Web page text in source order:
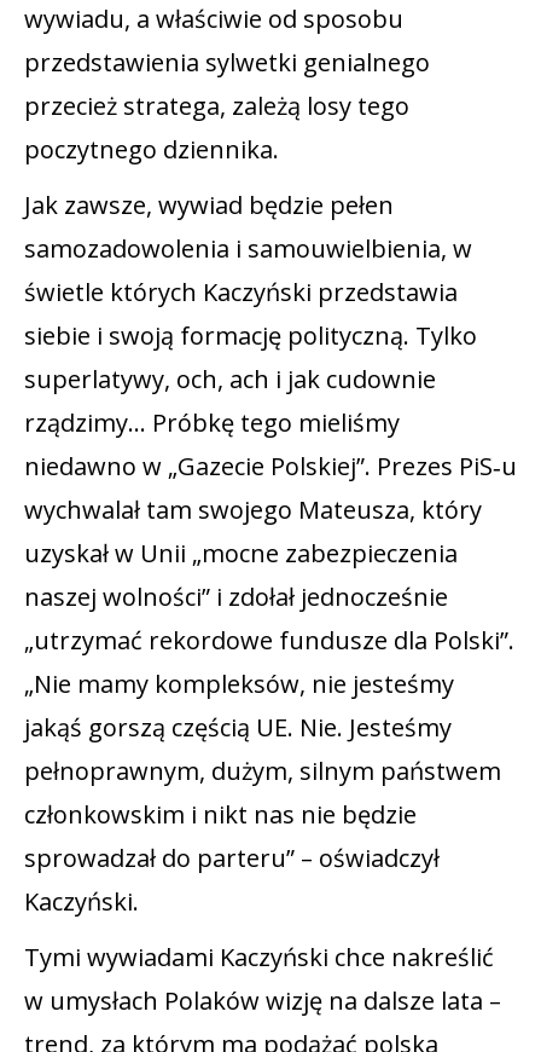
wywiadu, a właściwie od sposobu
przedstawienia sylwetki genialnego
przecież stratega, zależą losy tego
poczytnego dziennika.
Jak zawsze, wywiad będzie pełen
samozadowolenia i samouwielbienia, w
świetle których Kaczyński przedstawia
siebie i swoją formację polityczną. Tylko
superlatywy, och, ach i jak cudownie
rządzimy… Próbkę tego mieliśmy
niedawno w „Gazecie Polskiej”. Prezes PiS‑u
wychwalał tam swojego Mateusza, który
uzyskał w Unii „mocne zabezpieczenia
naszej wolności” i zdołał jednocześnie
„utrzymać rekordowe fundusze dla Polski”.
„Nie mamy kompleksów, nie jesteśmy
jakąś gorszą częścią UE. Nie. Jesteśmy
pełnoprawnym, dużym, silnym państwem
członkowskim i nikt nas nie będzie
sprowadzał do parteru” – oświadczył
Kaczyński.
Tymi wywiadami Kaczyński chce nakreślić
w umysłach Polaków wizję na dalsze lata –
trend, za którym ma podążać polska